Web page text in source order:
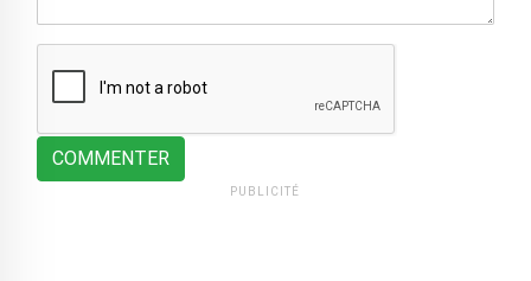
COMMENTER
PUBLICITÉ